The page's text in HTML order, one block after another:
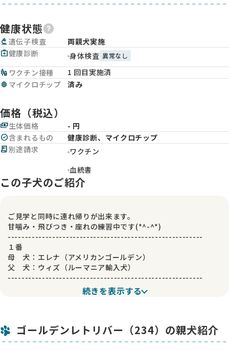
健康状態
biotech 遺伝子検査
両親犬実施
medical_services健康診断 身体検査 異常なし
vaccines ワクチン接種
1 回目実施済
memory マイクロチップ 済み
価格（税込）
payments生体価格
- 円
check_circle含まれるもの
健康診断、マイクロチップ
receipt_long 別途請求
ワクチン
血統書
この子犬のご紹介
ご見学と同時に連れ帰りが出来ます。
甘噛み・飛びつき・座れの練習中です(*^-^*)
---------------------------------------------------------
１番
母 犬：エレナ（アメリカンゴールデン）
父 犬：ウィズ（ルーマニア輸入犬）
---------------------------------------------------------
成犬時（2才）予想 男の子30～34キロ、女の子28～30キロで
子犬代金に含まれているもの
● 子犬の生命保証（初期不良30日、生命保証6か月）
続きを表示する
ゴールデンレトリバー（234）の親犬紹介